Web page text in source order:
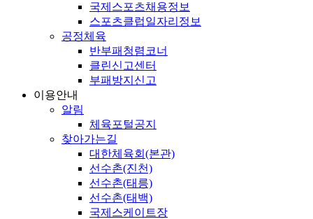
국제스포츠채용정보
스포츠클럽일자리정보
공정체육
반부패청렴코너
클린신고센터
부패방지신고
이용안내
알림
체육포털공지
찾아가는길
대한체육회(본관)
선수촌(진천)
선수촌(태릉)
선수촌(태백)
국제스케이트장